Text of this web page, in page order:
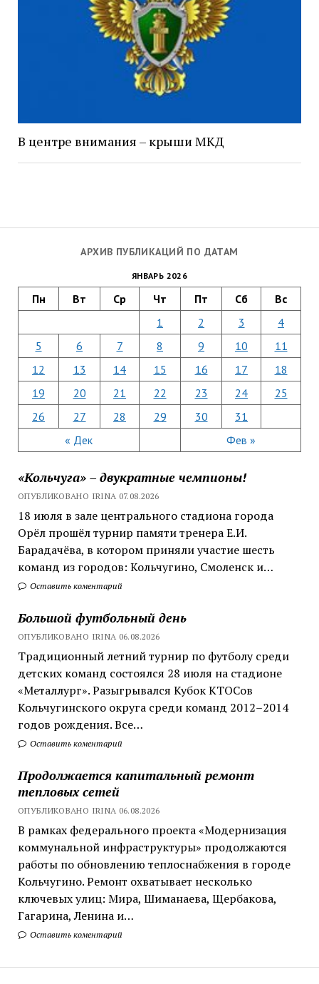
АРХИВ ПУБЛИКАЦИЙ ПО ДАТАМ
ЯНВАРЬ 2026
Пн Вт Ср Чт Пт Сб Вс
« Дек Фев »
1 2 3
4
5
6 7 8 9 10
11
12
13 14 15 16 17
18
19
20 21 22 23 24
25
26
27 28 29 30 31
«Кольчуга» – двукратные чемпионы!
ОПУБЛИКОВАНО IRINA 07.08.2026
18 июля в зале центрального стадиона города
Орёл прошёл турнир памяти тренера Е.И.
Барадачёва, в котором приняли участие шесть
команд из городов: Кольчугино, Смоленск и…
Оставить коментарий
Большой футбольный день
ОПУБЛИКОВАНО IRINA 06.08.2026
Традиционный летний турнир по футболу среди
детских команд состоялся 28 июля на стадионе
«Металлург». Разыгрывался Кубок КТОСов
Кольчугинского округа среди команд 2012–2014
годов рождения. Все…
Оставить коментарий
Продолжается капитальный ремонт
тепловых сетей
ОПУБЛИКОВАНО IRINA 06.08.2026
В рамках федерального проекта «Модернизация
коммунальной инфраструктуры» продолжаются
работы по обновлению теплоснабжения в городе
Кольчугино. Ремонт охватывает несколько
ключевых улиц: Мира, Шиманаева, Щербакова,
Гагарина, Ленина и…
Оставить коментарий
В центре внимания – крыши МКД